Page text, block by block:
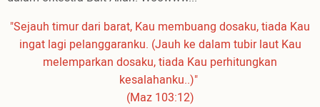
"Sejauh timur dari barat, Kau membuang dosaku, tiada Kau
ingat lagi pelanggaranku. (Jauh ke dalam tubir laut Kau
melemparkan dosaku, tiada Kau perhitungkan
kesalahanku..)"
(Maz 103:12)